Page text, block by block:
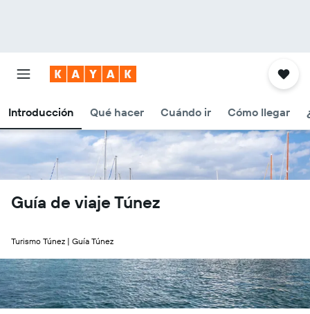
Introducción Qué hacer Cuándo ir Cómo llegar
Guía de viaje Túnez
Turismo Túnez | Guía Túnez